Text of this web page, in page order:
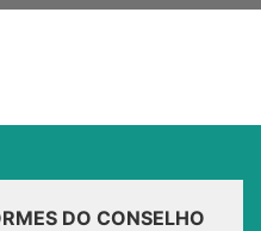
DO CONSELHO